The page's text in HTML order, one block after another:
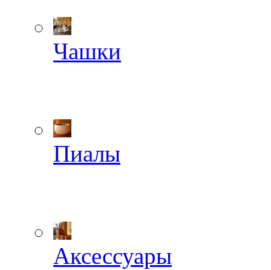
Чашки
Пиалы
Аксессуары